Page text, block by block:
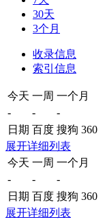
30天
3个月
收录信息
索引信息
今天 一周 一个月
-
-
-
日期 百度 搜狗 360
展开详细列表
今天 一周 一个月
-
-
-
日期 百度 搜狗 360
展开详细列表